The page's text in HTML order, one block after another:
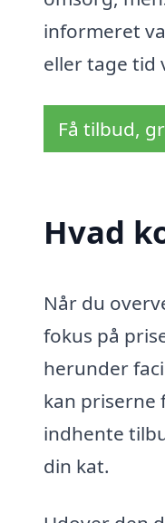
informeret
eller tage tid
Få tilbud,
Hvad
Når du
fokus på
herunder
kan priserne
indhente
din kat.